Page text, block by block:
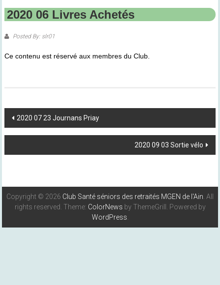
2020 06 Livres Achetés
Posted By: slr01
Ce contenu est réservé aux membres du Club.
Post
Navigation
2020 07 23 Journans Priay
2020 09 03 Sortie vélo
Copyright © 2026 Club Santé séniors des retraités MGEN de l'Ain . All
rights reserved. Theme: ColorNews by ThemeGrill. Powered by
WordPress